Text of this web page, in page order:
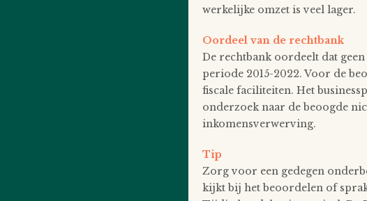
werkelijke omzet is veel lager.
Oordeel van de rechtbank
De rechtbank oordeelt dat
periode 2015-2022. Voor de
fiscale faciliteiten. Het
onderzoek naar de beoogde
inkomensverwerving.
Tip
Zorg voor een gedegen
kijkt bij het beoordelen of